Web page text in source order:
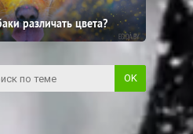
различать цвета?